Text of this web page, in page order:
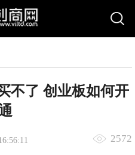
不了 创业板如何开
2572